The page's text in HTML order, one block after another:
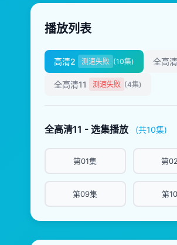
播放列表
高清2 测速失败 (10集) 全高
全高清11 测速失败 (4集)
全高清11 - 选集播放 (共10集)
第01集 第
第09集 第